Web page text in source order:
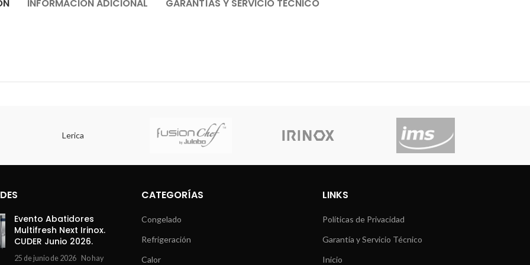
INFORMACIÓN ADICIONAL GARANTÍAS Y SERVICIO TÉCNICO
Lerica
Evento Abatidores
Multifresh Next Irinox.
CUDER Junio 2026.
25 de junio de 2026 No hay
CATEGORÍAS
Congelado
Refrigeración
Calor
LINKS
Políticas de Privacidad
Garantía y Servicio Técnico
Inicio